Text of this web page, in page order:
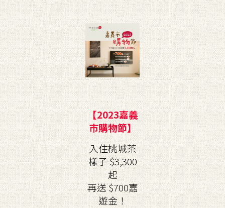
【2023嘉義
市購物節】
入住桃城茶
樣子 $3,300
起
再送 $700嘉
遊金！